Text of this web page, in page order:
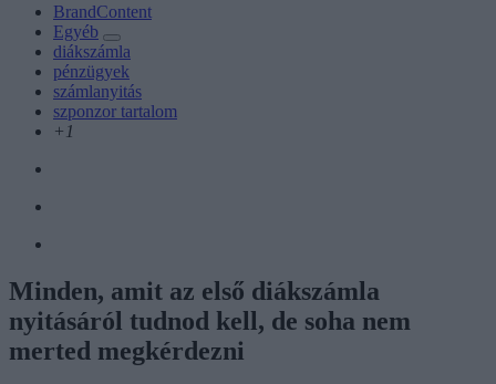
BrandContent
Egyéb
diákszámla
pénzügyek
számlanyitás
szponzor tartalom
+1
Minden, amit az első diákszámla
nyitásáról tudnod kell, de soha nem
merted megkérdezni